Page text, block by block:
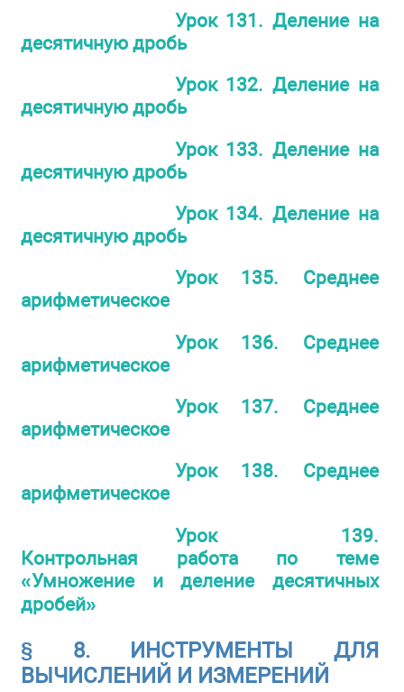
Урок 131. Деление на
десятичную дробь
Урок 132. Деление на
десятичную дробь
Урок 133. Деление на
десятичную дробь
Урок 134. Деление на
десятичную дробь
Урок 135. Среднее
арифметическое
Урок 136. Среднее
арифметическое
Урок 137. Среднее
арифметическое
Урок 138. Среднее
арифметическое
Урок 139.
Контрольная работа по теме
«Умножение и деление десятичных
дробей»
§ 8. ИНСТРУМЕНТЫ ДЛЯ
ВЫЧИСЛЕНИЙ И ИЗМЕРЕНИЙ